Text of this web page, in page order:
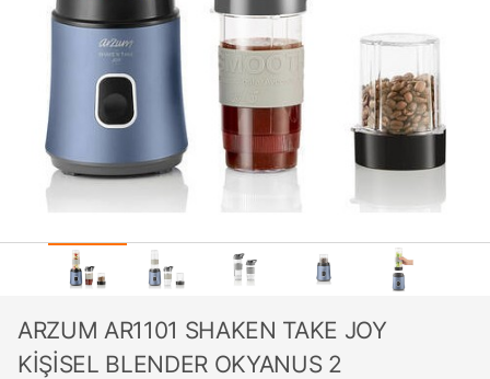
ARZUM AR1101 SHAKEN TAKE JOY
KİŞİSEL BLENDER OKYANUS 2